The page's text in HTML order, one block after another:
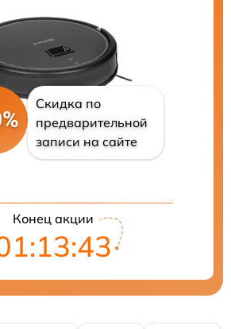
Скидка по
предварительной
записи на сайте
Конец акции